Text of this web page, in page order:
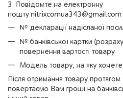
3. Повідомте на електронну
пошту nitrixcomua343@gmail.com
№ декларації надісланої
№ банківської картки
повернення вартості товару
Модель товару, на яку хочете
Після отримання товару
повертаємо Вам гроші на